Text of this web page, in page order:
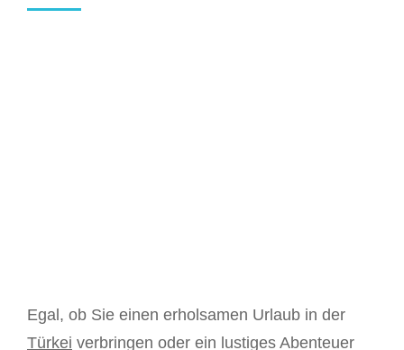
Egal, ob Sie einen erholsamen Urlaub in der
Türkei verbringen oder ein lustiges Abenteuer